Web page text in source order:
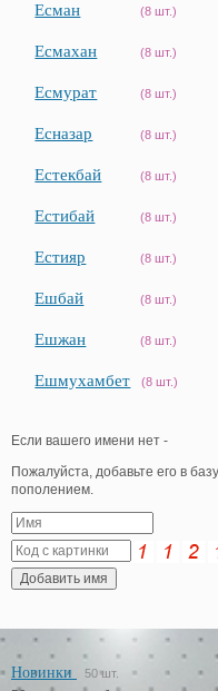
Есман (8 шт.)
Есмахан (8 шт.)
Есмурат (8 шт.)
Есназар (8 шт.)
Естекбай (8 шт.)
Естибай (8 шт.)
Естияр (8 шт.)
Ешбай (8 шт.)
Ешжан (8 шт.)
Ешмухамбет (8 шт.)
Если вашего имени нет -
Пожалуйста, добавьте его в
пополением.
Новинки 50 шт.